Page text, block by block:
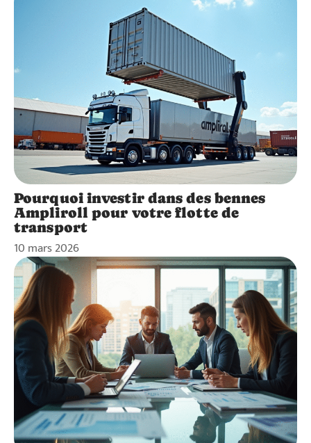
Pourquoi investir dans des bennes
Ampliroll pour votre flotte de
transport
10 mars 2026